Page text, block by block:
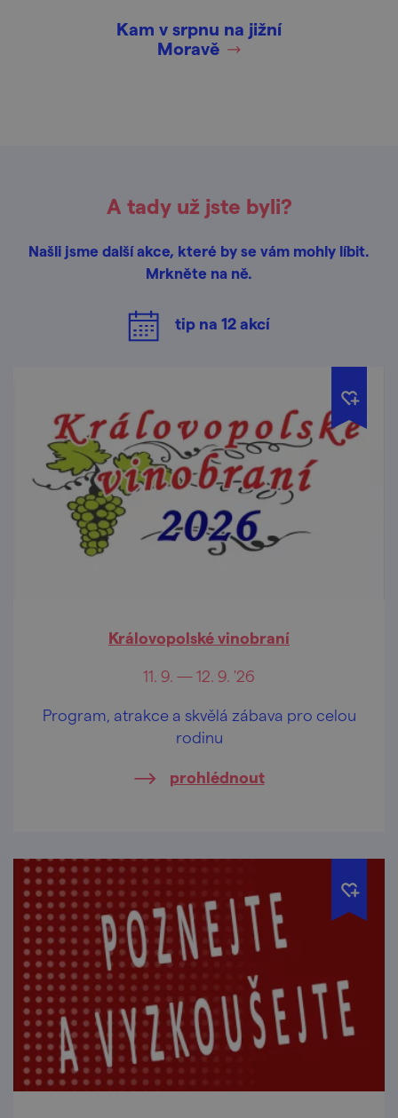
Kam v srpnu na jižní
Moravě
A tady už jste byli?
Našli jsme další akce, které by se vám mohly líbit.
Mrkněte na ně.
tip na 12akcí
Královopolské vinobraní
11. 9. — 12. 9. '26
Program, atrakce a skvělá zábava pro celou
rodinu
prohlédnout